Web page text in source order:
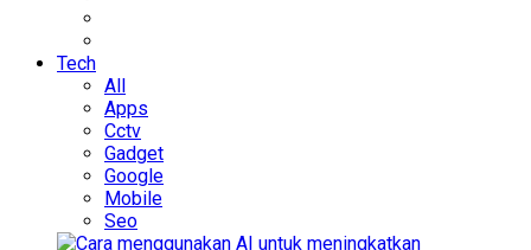
Tech
All
Apps
Cctv
Gadget
Google
Mobile
Seo